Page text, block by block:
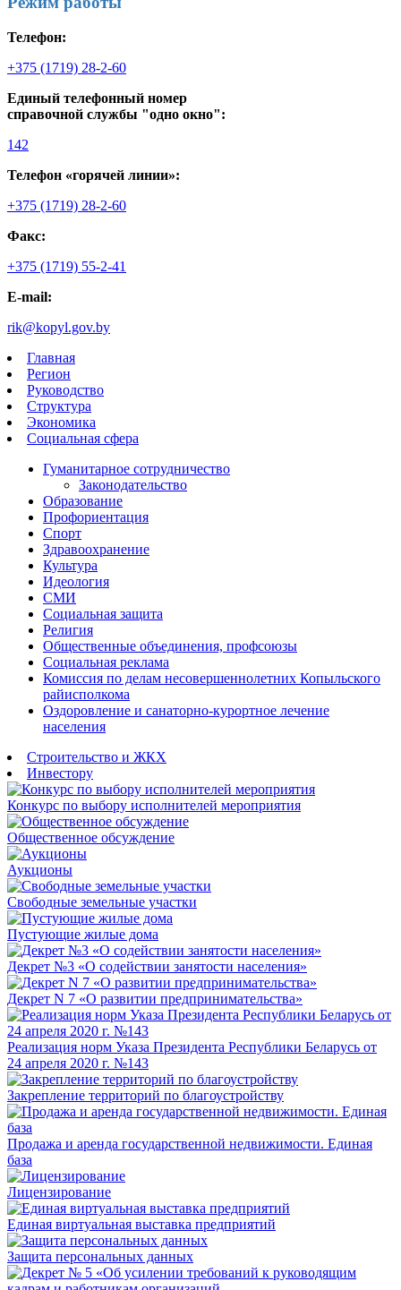
Телефон:
+375 (1719) 28-2-60
Единый телефонный номер
справочной службы "одно окно":
142
Телефон «горячей линии»:
+375 (1719) 28-2-60
Факс:
+375 (1719) 55-2-41
E-mail:
rik@kopyl.gov.by
Главная
Регион
Руководство
Структура
Экономика
Социальная сфера
Гуманитарное сотрудничество
Законодательство
Образование
Профориентация
Спорт
Здравоохранение
Культура
Идеология
СМИ
Социальная защита
Религия
Общественные объединения, профсоюзы
Социальная реклама
Комиссия по делам несовершеннолетних Копыльского
райисполкома
Оздоровление и санаторно-курортное лечение
населения
Строительство и ЖКХ
Инвестору
Конкурс по выбору исполнителей мероприятия
Общественное обсуждение
Аукционы
Свободные земельные участки
Пустующие жилые дома
Декрет №3 «О содействии занятости населения»
Декрет N 7 «О развитии предпринимательства»
Реализация норм Указа Президента Республики Беларусь от
24 апреля 2020 г. №143
Закрепление территорий по благоустройству
Продажа и аренда государственной недвижимости. Единая
база
Лицензирование
Единая виртуальная выставка предприятий
Защита персональных данных